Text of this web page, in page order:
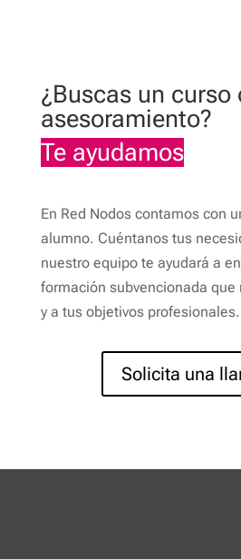
¿Buscas un curso
asesoramiento?
Te ayudamos
En Red Nodos contamos con
alumno. Cuéntanos tus
nuestro equipo te ayudará a
formación subvencionada que
y a tus objetivos profesionales.
Solicita una